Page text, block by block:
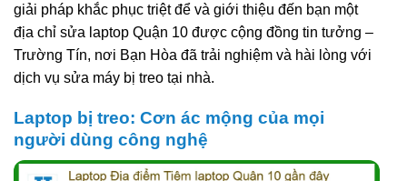
giải pháp khắc phục triệt để và giới thiệu đến bạn một
địa chỉ sửa laptop Quận 10 được cộng đồng tin tưởng –
Trường Tín, nơi Bạn Hòa đã trải nghiệm và hài lòng với
dịch vụ sửa máy bị treo tại nhà.
Laptop bị treo: Cơn ác mộng của mọi
người dùng công nghệ